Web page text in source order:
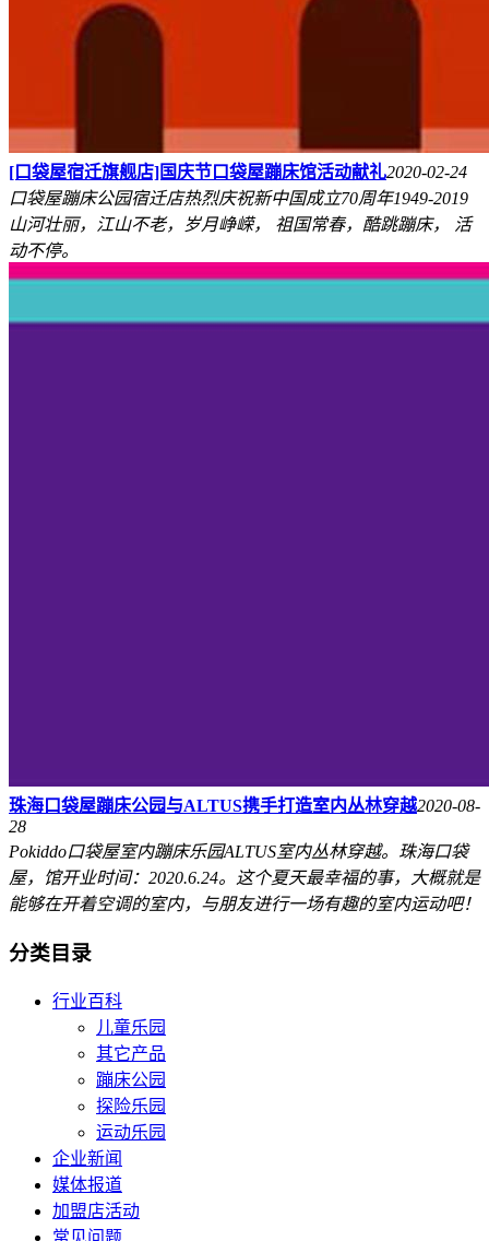
[口袋屋宿迁旗舰店]国庆节口袋屋蹦床馆活动献礼2020-02-24
口袋屋蹦床公园宿迁店热烈庆祝新中国成立70周年1949-2019
山河壮丽，江山不老，岁月峥嵘， 祖国常春，酷跳蹦床， 活
动不停。
珠海口袋屋蹦床公园与ALTUS携手打造室内丛林穿越2020-08-
28
Pokiddo口袋屋室内蹦床乐园ALTUS室内丛林穿越。珠海口袋
屋，馆开业时间：2020.6.24。这个夏天最幸福的事，大概就是
能够在开着空调的室内，与朋友进行一场有趣的室内运动吧！
分类目录
行业百科
儿童乐园
其它产品
蹦床公园
探险乐园
运动乐园
企业新闻
媒体报道
加盟店活动
常见问题